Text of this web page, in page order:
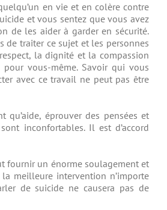
en vie et en colère contre
et vous sentez que vous avez
de les aider à garder en sécurité.
de traiter ce sujet et les personnes
la dignité et la compassion
vous-même. Savoir qui vous
avec ce travail ne peut pas être
qu’aide, éprouver des pensées et
inconfortables. Il est d’accord
fournir un énorme soulagement et
meilleure intervention n’importe
de suicide ne causera pas de